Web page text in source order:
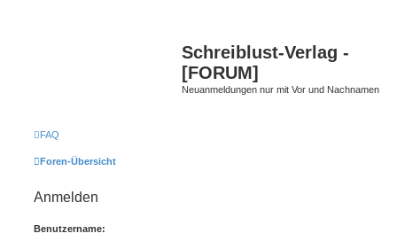
Schreiblust-Verlag -
[FORUM]
Neuanmeldungen nur mit Vor und Nachnamen
FAQ
Foren-Übersicht
Anmelden
Benutzername: